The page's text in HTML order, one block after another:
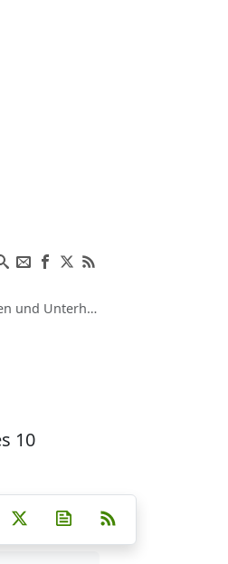
Unterhaltung
10
auf Facebook
Teilen auf Whatsapp
Teilen auf Telegram
Pinterest
E-Mail teilen
Post auf XNewsletter